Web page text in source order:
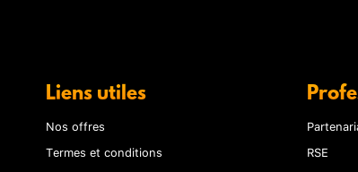
Liens utiles
Nos offres
Termes et conditions
RSE